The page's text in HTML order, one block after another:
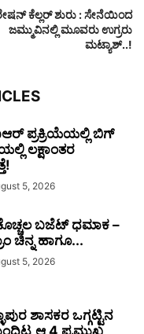
ಕೆಲ್ಲರ್‌ ಶುರು : ಸೇನೆಯಿಂದ
ಜಮ್ಮುವಿನಲ್ಲಿ ಮೂವರು ಉಗ್ರರು
ಮಟ್ಯಾಶ್..!‌
ಪ್ರಕ್ರಿಯೆಯಲ್ಲಿ ಬಿಗ್
ಲಕ್ಷಾಂತರ
5, 2026
ಬಜೆಟ್ ಧಮಾಕ –
ಚಿನ್ನ ಹಾಗೂ...
5, 2026
ಶಾಸಕರ ಒಗ್ಗಟ್ಟಿನ
ಆ 4 ಪ್ರಮುಖ